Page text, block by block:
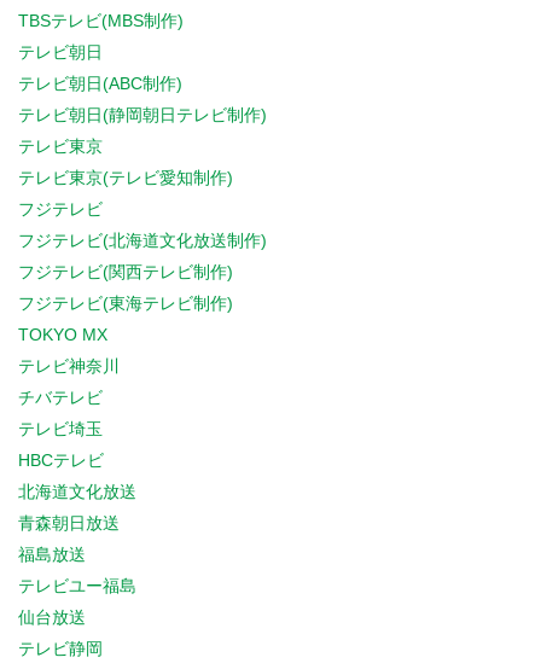
TBSテレビ(MBS制作)
テレビ朝日
テレビ朝日(ABC制作)
テレビ朝日(静岡朝日テレビ制作)
テレビ東京
テレビ東京(テレビ愛知制作)
フジテレビ
フジテレビ(北海道文化放送制作)
フジテレビ(関西テレビ制作)
フジテレビ(東海テレビ制作)
TOKYO MX
テレビ神奈川
チバテレビ
テレビ埼玉
HBCテレビ
北海道文化放送
青森朝日放送
福島放送
テレビユー福島
仙台放送
テレビ静岡